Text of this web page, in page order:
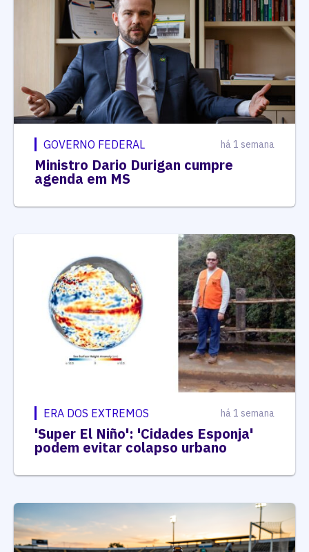
GOVERNO FEDERAL há 1 semana
Ministro Dario Durigan cumpre
agenda em MS
ERA DOS EXTREMOS há 1 semana
'Super El Niño': 'Cidades Esponja'
podem evitar colapso urbano